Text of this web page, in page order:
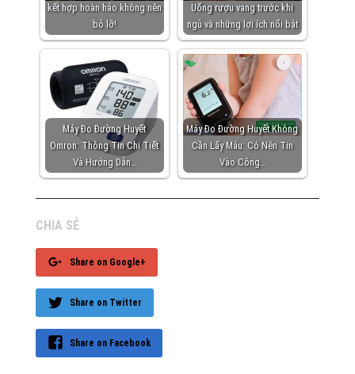
kết hợp hoàn hảo không nên
bỏ lỡ!
Uống rượu vang trước khi
ngủ và những lợi ích nổi bật
Máy Đo Đường Huyết
Omron: Thông Tin Chi Tiết
Và Hướng Dẫn…
Máy Đo Đường Huyết Không
Cần Lấy Máu: Có Nên Tin
Vào Công…
CHIA SẺ
Share on Google+
Share on Twitter
Share on Facebook